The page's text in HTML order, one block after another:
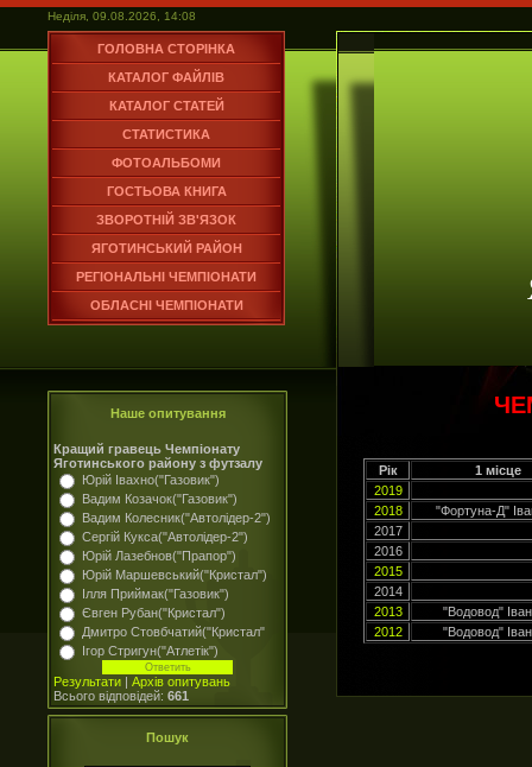
Неділя, 09.08.2026, 14:08
ГОЛОВНА СТОРІНКА
КАТАЛОГ ФАЙЛІВ
КАТАЛОГ СТАТЕЙ
СТАТИСТИКА
ФОТОАЛЬБОМИ
ГОСТЬОВА КНИГА
ЗВОРОТНІЙ ЗВ'ЯЗОК
ЯГОТИНСЬКИЙ РАЙОН
РЕГІОНАЛЬНІ ЧЕМПІОНАТИ
ОБЛАСНІ ЧЕМПІОНАТИ
Наше опитування
Кращий гравець Чемпіонату
Яготинського району з футзалу
Юрій Івахно("Газовик")
Вадим Козачок("Газовик")
Вадим Колесник("Автолідер-2")
Сергій Кукса("Автолідер-2")
Юрій Лазебнов("Прапор")
Юрій Маршевський("Кристал")
Ілля Приймак("Газовик")
Євген Рубан("Кристал")
Дмитро Стовбчатий("Кристал"
Ігор Стригун("Атлетік")
Результати | Архів опитувань
Всього відповідей: 661
Пошук
Рік
1 місце
2019
2018
"Фортуна-Д"
2017
2016
2015
2014
2013
"Водовод"
2012
"Водовод"